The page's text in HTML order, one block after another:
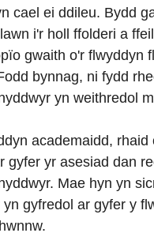
cael ei ddileu. Bydd
i'r holl ffolderi a
gwaith o'r flwyddyn
bynnag, ni fydd
yn weithredol
academaidd, rhaid
gyfer yr asesiad dan
Mae hyn yn
gyfredol ar gyfer y